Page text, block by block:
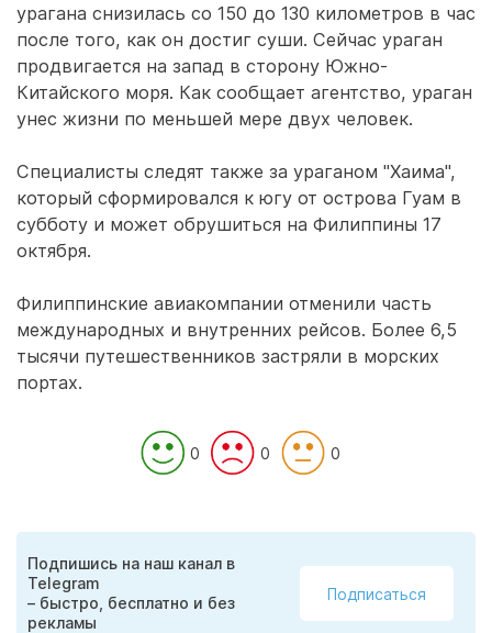
урагана снизилась со 150 до 130 километров в час
после того, как он достиг суши. Сейчас ураган
продвигается на запад в сторону Южно-
Китайского моря. Как сообщает агентство, ураган
унес жизни по меньшей мере двух человек.
Специалисты следят также за ураганом "Хаима",
который сформировался к югу от острова Гуам в
субботу и может обрушиться на Филиппины 17
октября.
Филиппинские авиакомпании отменили часть
международных и внутренних рейсов. Более 6,5
тысячи путешественников застряли в морских
портах.
0 0 0
Подпишись на наш канал в
Telegram
– быстро, бесплатно и без
рекламы
Подписаться